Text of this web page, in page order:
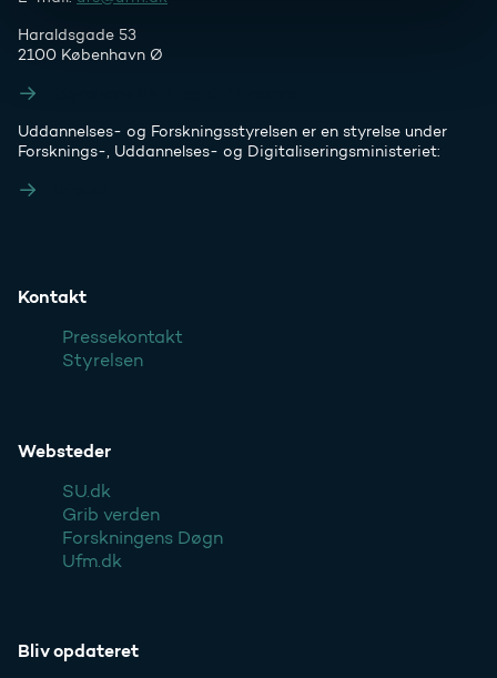
Haraldsgade 53
2100 København Ø
Uddannelses- og Forskningsstyrelsen er en styrelse under
Forsknings-, Uddannelses- og Digitaliseringsministeriet:
Kontakt
Pressekontakt
Styrelsen
Websteder
SU.dk
Grib verden
Forskningens Døgn
Ufm.dk
Bliv opdateret